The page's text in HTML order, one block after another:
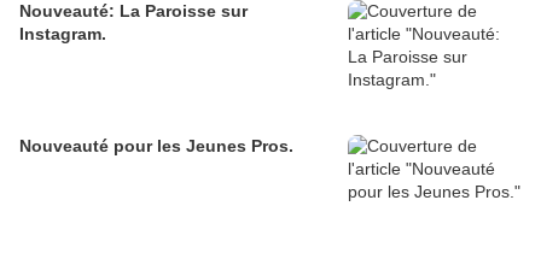
Nouveauté: La Paroisse sur
Instagram.
Nouveauté pour les Jeunes Pros.